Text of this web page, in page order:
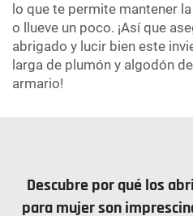
lo que te permite mantener
o llueve un poco. ¡Así que
abrigado y lucir bien este
larga de plumón y algodón
armario!
Descubre por qué los
para mujer son